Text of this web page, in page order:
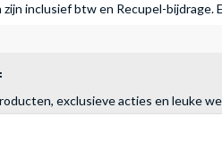
zijn inclusief btw en Recupel-
exclusieve acties en leuke